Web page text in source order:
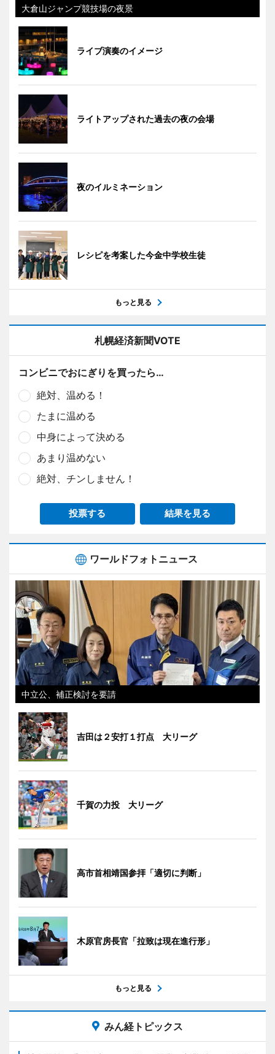
大倉山ジャンプ競技場の夜景
ライブ演奏のイメージ
ライトアップされた過去の夜の会場
夜のイルミネーション
レシピを考案した今金中学校生徒
もっと見る
札幌経済新聞VOTE
コンビニでおにぎりを買ったら…
絶対、温める！
たまに温める
中身によって決める
あまり温めない
絶対、チンしません！
投票する 結果を見る
ワールドフォトニュース
中立公、補正検討を要請
吉田は２安打１打点 大リーグ
千賀の力投 大リーグ
高市首相靖国参拝「適切に判断」
木原官房長官「拉致は現在進行形」
もっと見る
みん経トピックス